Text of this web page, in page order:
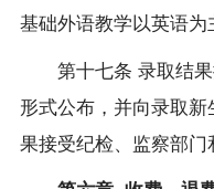
基础外语教学以英语为
第十七条 录取结
形式公布，并向录取
果接受纪检、监察部门